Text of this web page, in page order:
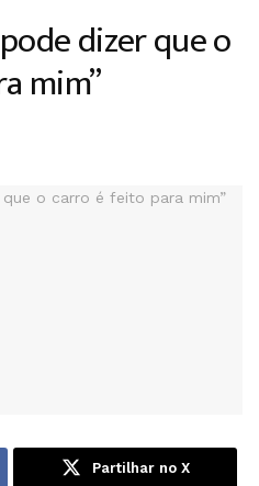
dizer que o
mim”
Partilhar no X